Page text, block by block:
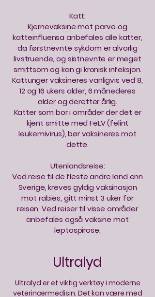
Katt:
Kjernevaksine mot parvo og
katteinfluensa anbefales alle katter,
da førstnevnte sykdom er alvorlig
livstruende, og sistnevnte er meget
smittsom og kan gi kronisk infeksjon.
Kattunger vaksineres vanligvis ved 8,
12 og 16 ukers alder, 6 månederes
alder og deretter årlig.
Katter som bor i områder der det er
kjent smitte med FeLV (felint
leukemivirus), bør vaksineres mot
dette.
Utenlandsreise:
Ved reise til de fleste andre land enn
Sverige, kreves gyldig vaksinasjon
mot rabies, gitt minst 3 uker før
reisen. Ved reiser til visse områder
anbefales også vaksine mot
leptospirose.
Ultralyd
Ultralyd er et viktig verktøy i moderne
veterinærmedisin. Det kan være med